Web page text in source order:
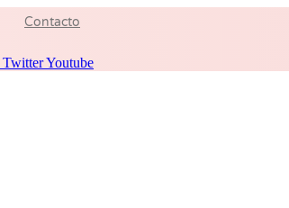
Contacto
TwitterYoutube